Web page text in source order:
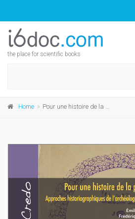
the place for scientific books
Home Pour une histoire de la préhistoire océanienne